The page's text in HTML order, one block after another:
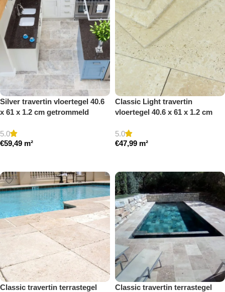
Silver travertin vloertegel 40.6
x 61 x 1.2 cm getrommeld
5.0
€59,49 m²
Classic Light travertin
vloertegel 40.6 x 61 x 1.2 cm
5.0
€47,99 m²
Classic travertin terrastegel
Classic travertin terrastegel